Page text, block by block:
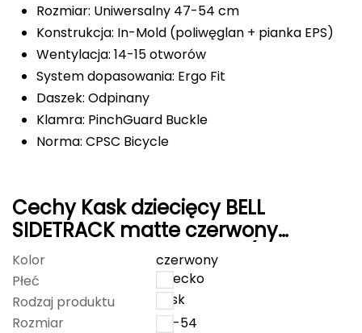
Giant Dragon
Gilmonte
Giro
Gregory
Gumbies
H
Rozmiar: Uniwersalny 47-54 cm
Konstrukcja: In-Mold (poliwęglan + pianka EPS)
Wentylacja: 14-15 otworów
System dopasowania: Ergo Fit
Daszek: Odpinany
Klamra: PinchGuard Buckle
Norma: CPSC Bicycle
Cechy Kask dziecięcy BELL
SIDETRACK matte czerwony
orange roz. Uniwersalny (47–54
cm)
Kolor
czerwony
Płeć
dziecko
Rodzaj produktu
kask
Rozmiar
47-54